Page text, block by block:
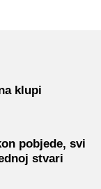
klupi
pobjede, svi
stvari